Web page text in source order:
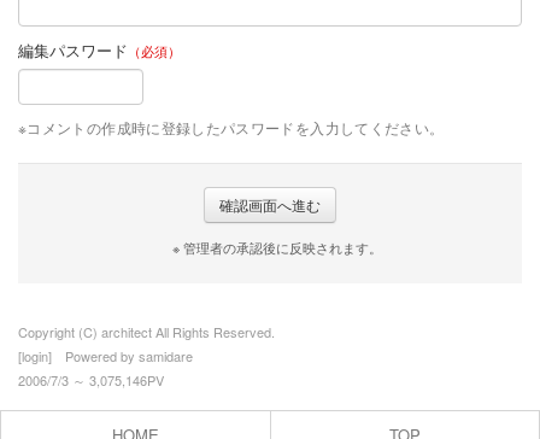
編集パスワード （必須）
※コメントの作成時に登録したパスワードを入力してください。
※ 管理者の承認後に反映されます。
Copyright (C) architect All Rights Reserved.
[login] Powered by samidare
2006/7/3 ～ 3,075,146PV